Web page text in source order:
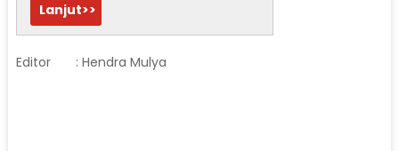
Lanjut>>
Editor : Hendra Mulya